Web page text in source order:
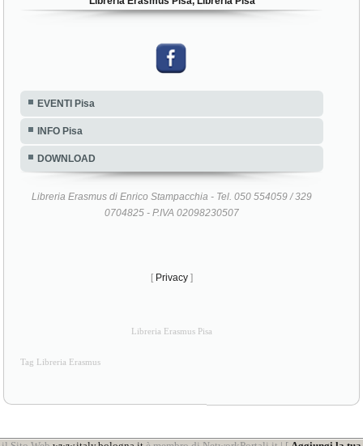
EVENTI Pisa
INFO Pisa
DOWNLOAD
Libreria Erasmus di Enrico Stampacchia - Tel. 050 554059 / 329
0704825 - P.IVA 02098230507
[ Privacy ]
Libreria Erasmus Pisa
Tag Libreria Erasmus